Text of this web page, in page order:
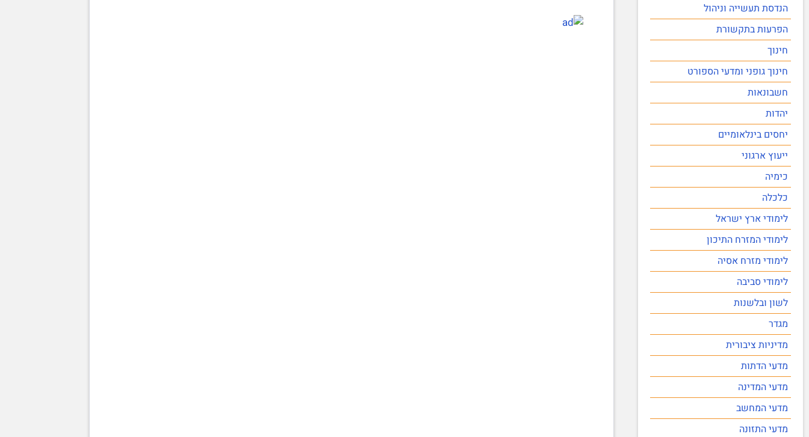
הנדסת תעשייה וניהול
הפרעות בתקשורת
חינוך
חינוך גופני ומדעי הספורט
חשבונאות
יהדות
יחסים בינלאומיים
ייעוץ ארגוני
כימיה
כלכלה
לימודי ארץ ישראל
לימודי המזרח התיכון
לימודי מזרח אסיה
לימודי סביבה
לשון ובלשנות
מגדר
מדיניות ציבורית
מדעי הדתות
מדעי המדינה
מדעי המחשב
מדעי התזונה